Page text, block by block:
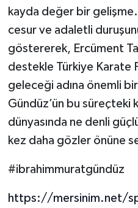
kayda değer bir
cesur ve adaletli
göstererek, Ercüment
destekle Türkiye Karate
geleceği adına önemli
Gündüz’ün bu süreçteki
dünyasında ne denli
kez daha gözler önüne
#ibrahimmuratgündüz
https://mersinim.net/